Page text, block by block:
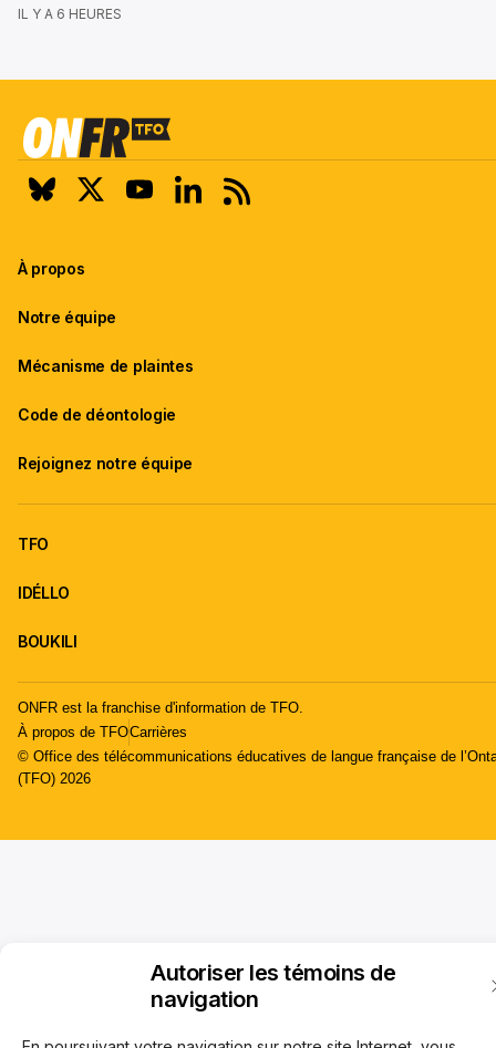
Autoriser les témoins de
navigation
IL Y A 6 HEURES
À propos
Notre équipe
Mécanisme de plaintes
Code de déontologie
Rejoignez notre équipe
TFO
IDÉLLO
BOUKILI
ONFR est la franchise d'information de TFO.
À propos de TFOCarrières
© Office des télécommunications éducatives de langue française de
(TFO) 2026